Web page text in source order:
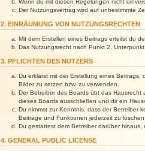
Wenn du mit diesen Regelungen nicht
Der Nutzungsvertrag wird auf unbestimmte
2. EINRÄUMUNG VON NUTZUNGSRECHTEN
Mit dem Erstellen eines Beitrags erteilst du
Das Nutzungsrecht nach Punkt 2,
3. PFLICHTEN DES NUTZERS
Du erklärst mit der Erstellung eines
Bilder zu setzen bzw. zu verwenden.
Der Betreiber des Boards übt das
dieses Boards ausschließen und dir ein
Du nimmst zur Kenntnis, dass der Betreiber
Beiträge und Funktionen jederzeit zu löschen
Du gestattest dem Betreiber darüber
4. GENERAL PUBLIC LICENSE